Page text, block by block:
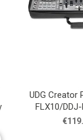
UDG Creator
FLX10/
1000SRT/